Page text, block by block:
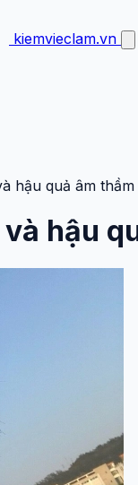
kiemvieclam.vn
hậu quả âm
hậu